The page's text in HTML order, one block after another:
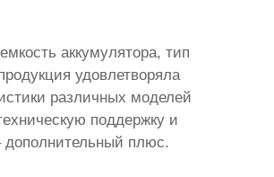
аккумулятора, тип
удовлетворяла
различных моделей
поддержку и
дополнительный плюс.